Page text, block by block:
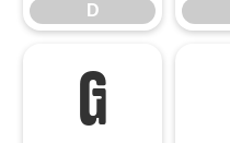
D
G